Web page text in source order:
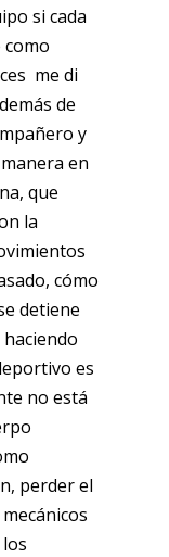
si cada
me di
de
y
en
que
la
cómo
detiene
es
no está
perder el